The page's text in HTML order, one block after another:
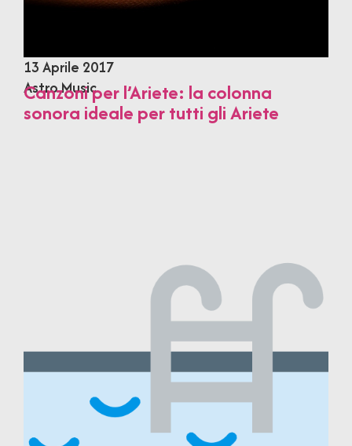
13 Aprile 2017
Astro Music
Canzoni per l’Ariete: la colonna
sonora ideale per tutti gli Ariete